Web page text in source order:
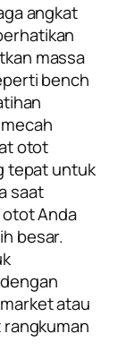
angkat
massa
bench
otot
tepat untuk
saat
Anda
besar.
atau